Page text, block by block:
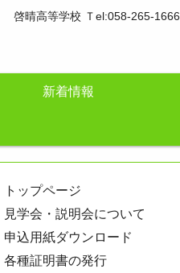
啓晴高等学校 Ｔel:058-265-1666
新着情報
トップページ
見学会・説明会について
申込用紙ダウンロード
各種証明書の発行